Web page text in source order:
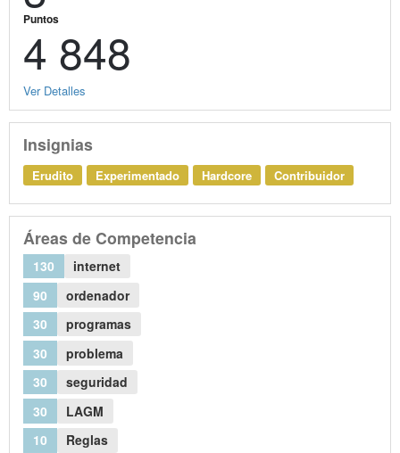
Puntos
4 848
Ver Detalles
Insignias
Erudito Experimentado Hardcore Contribuidor
Áreas de Competencia
130
internet
90
ordenador
30
programas
30
problema
30
seguridad
30
LAGM
10
Reglas